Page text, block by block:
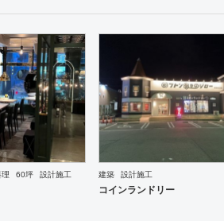
和食・寿司 焼肉・中華料理・韓国料理
60坪 設計施工 建築 設計施工
コインランドリー